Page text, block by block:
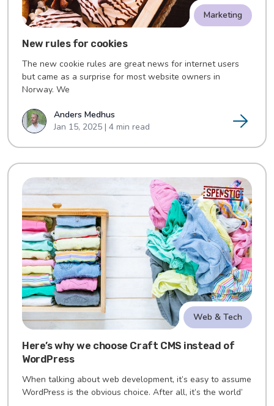
Marketing
New rules for cookies
The new cookie rules are great news for internet users
but came as a surprise for most website owners in
Norway. We
Anders Medhus
Jan 15, 2025 | 4 min read
Web & Tech
Here’s why we choose Craft CMS instead of
WordPress
When talking about web development, it’s easy to assume
WordPress is the obvious choice. After all, it’s the world’